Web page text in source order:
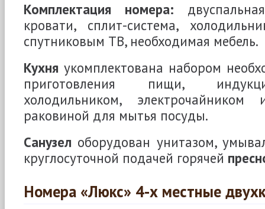
Комплектация номера:
кровати, сплит-система,
спутниковым ТВ, необходимая мебель.
Кухня укомплектована набором
приготовления пищи,
холодильником,
раковиной для мытья посуды.
Санузел оборудован унитазом,
круглосуточной подачей горячей
Номера «Люкс» 4-х местные